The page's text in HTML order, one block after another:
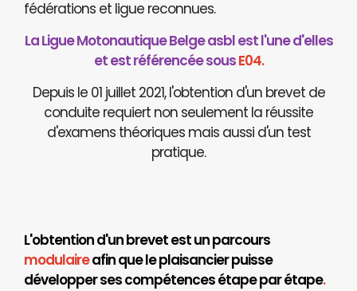
fédérations et ligue reconnues.
La Ligue Motonautique Belge asbl est l'une d'elles
et est référencée sousE04.
Depuis le 01 juillet 2021, l'obtention d'un brevet de
conduite requiert non seulement la réussite
d'examens théoriques mais aussi d'un test
pratique.
L'obtention d'un brevet est un parcours
modulaireafin que le plaisancier puisse
développer ses compétences étape par étape.